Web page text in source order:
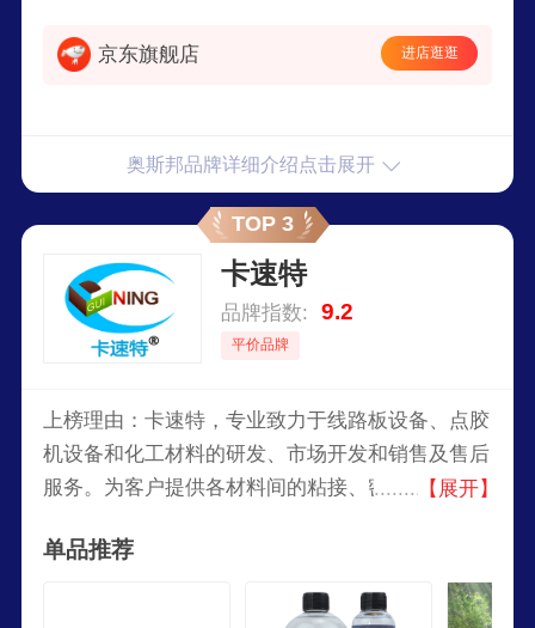
京东旗舰店 进店逛逛
奥斯邦品牌详细介绍点击展开
TOP 3
卡速特
品牌指数: 9.2
平价品牌
上榜理由：卡速特，专业致力于线路板设备、点胶
机设备和化工材料的研发、市场开发和销售及售后
服务。为客户提供各材料间的粘接、密封灌封及电
子、半导体、LED、太阳能、机械、办公设备、手
工艺制作、家电等先进制造业，在业界具有优秀的
【展开】
单品推荐